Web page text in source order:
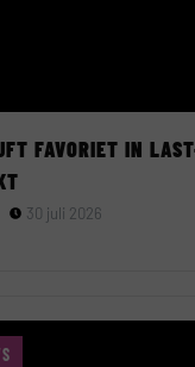
FAVORIET IN
30 juli 2026